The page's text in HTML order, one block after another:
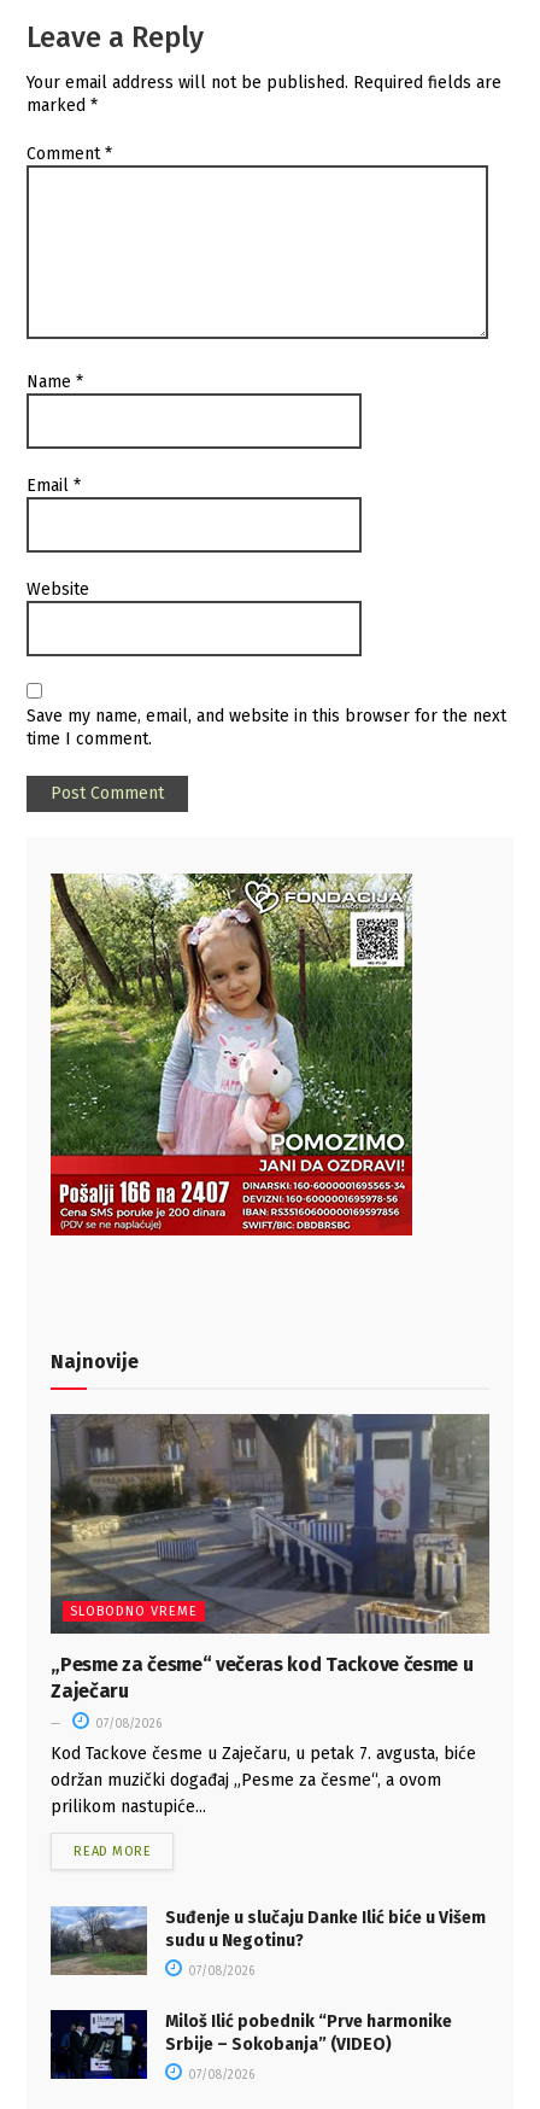
Leave a Reply
Your email address will not be published. Required fields are
marked*
Comment*
Name*
Email*
Website
Save my name, email, and website in this browser for the next
time I comment.
Najnovije
SLOBODNO VREME
„Pesme za česme“ večeras kod Tackove česme u
Zaječaru
07/08/2026
Kod Tackove česme u Zaječaru, u petak 7. avgusta, biće
održan muzički događaj „Pesme za česme“, a ovom
prilikom nastupiće...
READ MORE
Suđenje u slučaju Danke Ilić biće u Višem
sudu u Negotinu?
07/08/2026
Miloš Ilić pobednik “Prve harmonike
Srbije – Sokobanja” (VIDEO)
07/08/2026